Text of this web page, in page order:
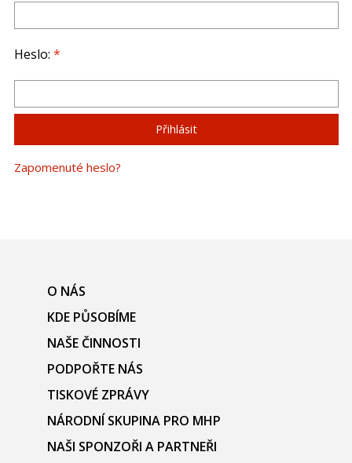
Heslo: *
Zapomenuté heslo?
O NÁS
KDE PŮSOBÍME
NAŠE ČINNOSTI
PODPOŘTE NÁS
TISKOVÉ ZPRÁVY
NÁRODNÍ SKUPINA PRO MHP
NAŠI SPONZOŘI A PARTNEŘI